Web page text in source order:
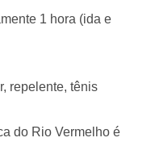
1 hora (ida e
repelente, tênis
do Rio Vermelho é